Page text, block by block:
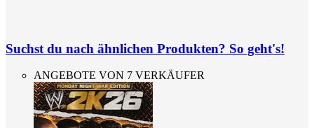
Suchst du nach ähnlichen Produkten? So geht's!
ANGEBOTE VON 7 VERKÄUFER